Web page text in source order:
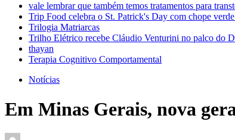
vale lembrar que também temos tratamentos para
Trip Food celebra o St. Patrick's Day com chope
Trilogia Matriarcas
Trilho Elétrico recebe Cláudio Venturini no palco do
thayan
Terapia Cognitivo Comportamental
Notícias
Em Minas Gerais, nova